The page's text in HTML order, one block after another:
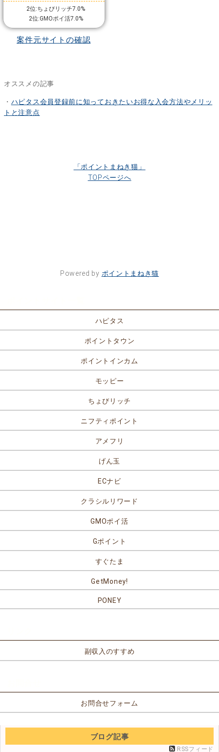
2位:ちょびリッチ7.0%
2位:GMOポイ活7.0%
案件元サイトの確認
オススメの記事
・ ハピタス会員登録前に知っておきたいお得な入会方法やメリッ
トと注意点
「ポイントまねき猫」
TOPページへ
Powered by ポイントまねき猫
ハピタス
ポイントタウン
ポイントインカム
モッピー
ちょびリッチ
ニフティポイント
アメフリ
げん玉
ECナビ
クラシルリワード
GMOポイ活
Gポイント
すぐたま
GetMoney!
PONEY
副収入のすすめ
お問合せフォーム
ブログ記事
RSSフィード